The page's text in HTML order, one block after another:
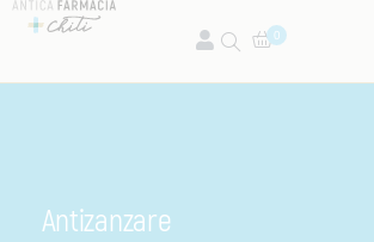
0
Antizanzare